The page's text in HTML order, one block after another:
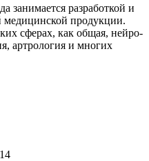
занимается разработкой и
медицинской продукции.
сферах, как общая, нейро-
артрология и многих